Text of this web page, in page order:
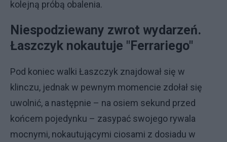
kolejną próbą obalenia.
Niespodziewany zwrot wydarzeń.
Łaszczyk nokautuje "Ferrariego"
Pod koniec walki Łaszczyk znajdował się w
klinczu, jednak w pewnym momencie zdołał się
uwolnić, a następnie – na osiem sekund przed
końcem pojedynku – zasypać swojego rywala
mocnymi, nokautującymi ciosami z dosiadu w